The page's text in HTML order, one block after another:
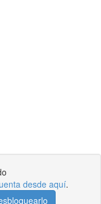
desde aquí.